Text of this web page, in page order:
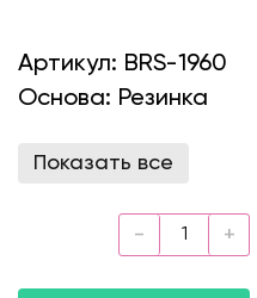
Артикул: BRS-1960
Основа: Резинка
Показать все